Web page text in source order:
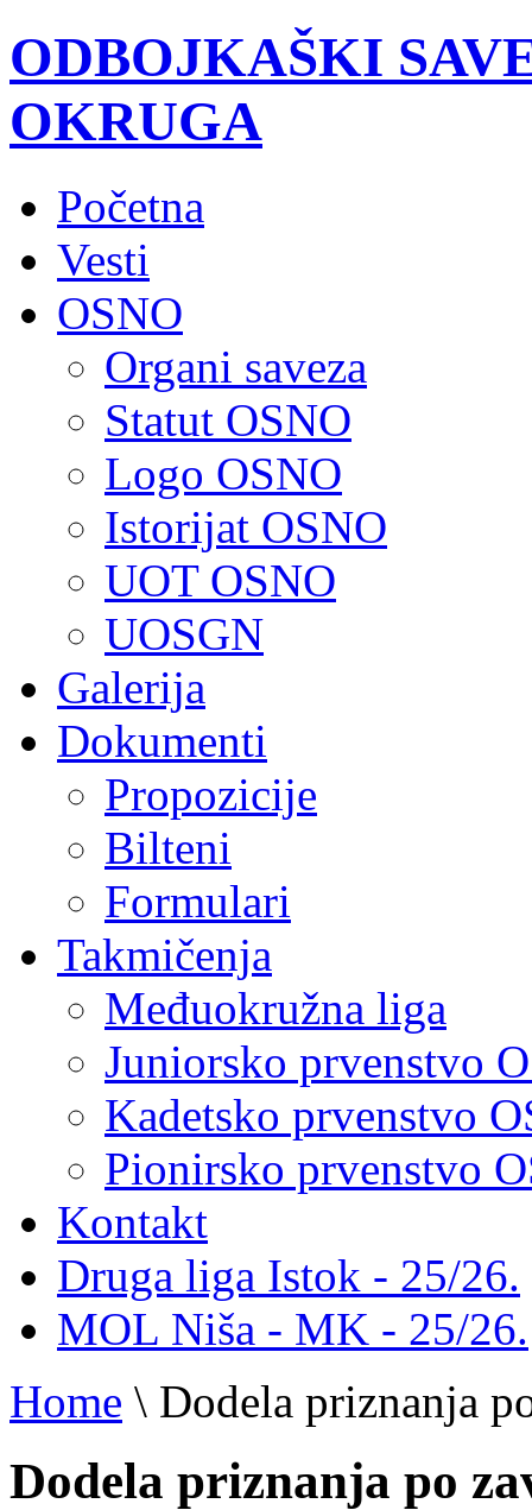
ODBOJKAŠKI
OKRUGA
Početna
Vesti
OSNO
Organi saveza
Statut OSNO
Logo OSNO
Istorijat OSNO
UOT OSNO
UOSGN
Galerija
Dokumenti
Propozicije
Bilteni
Formulari
Takmičenja
Međuokružna liga
Juniorsko prvenstvo
Kadetsko prvenstvo
Pionirsko prvenstvo
Kontakt
Druga liga Istok - 25/26.
MOL Niša - MK - 25/26.
Home \ Dodela priznanja
Dodela priznanja po